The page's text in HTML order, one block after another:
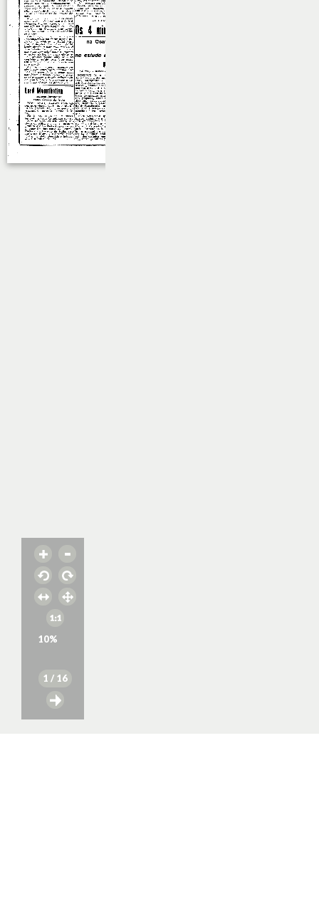
10%
1 / 16